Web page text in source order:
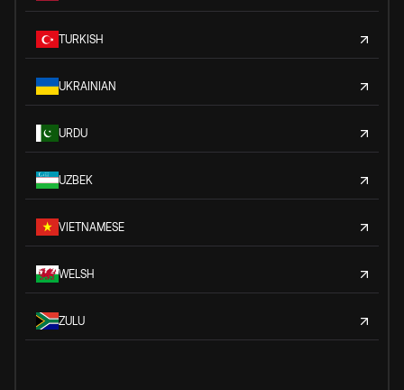
TURKISH
UKRAINIAN
URDU
UZBEK
VIETNAMESE
WELSH
ZULU